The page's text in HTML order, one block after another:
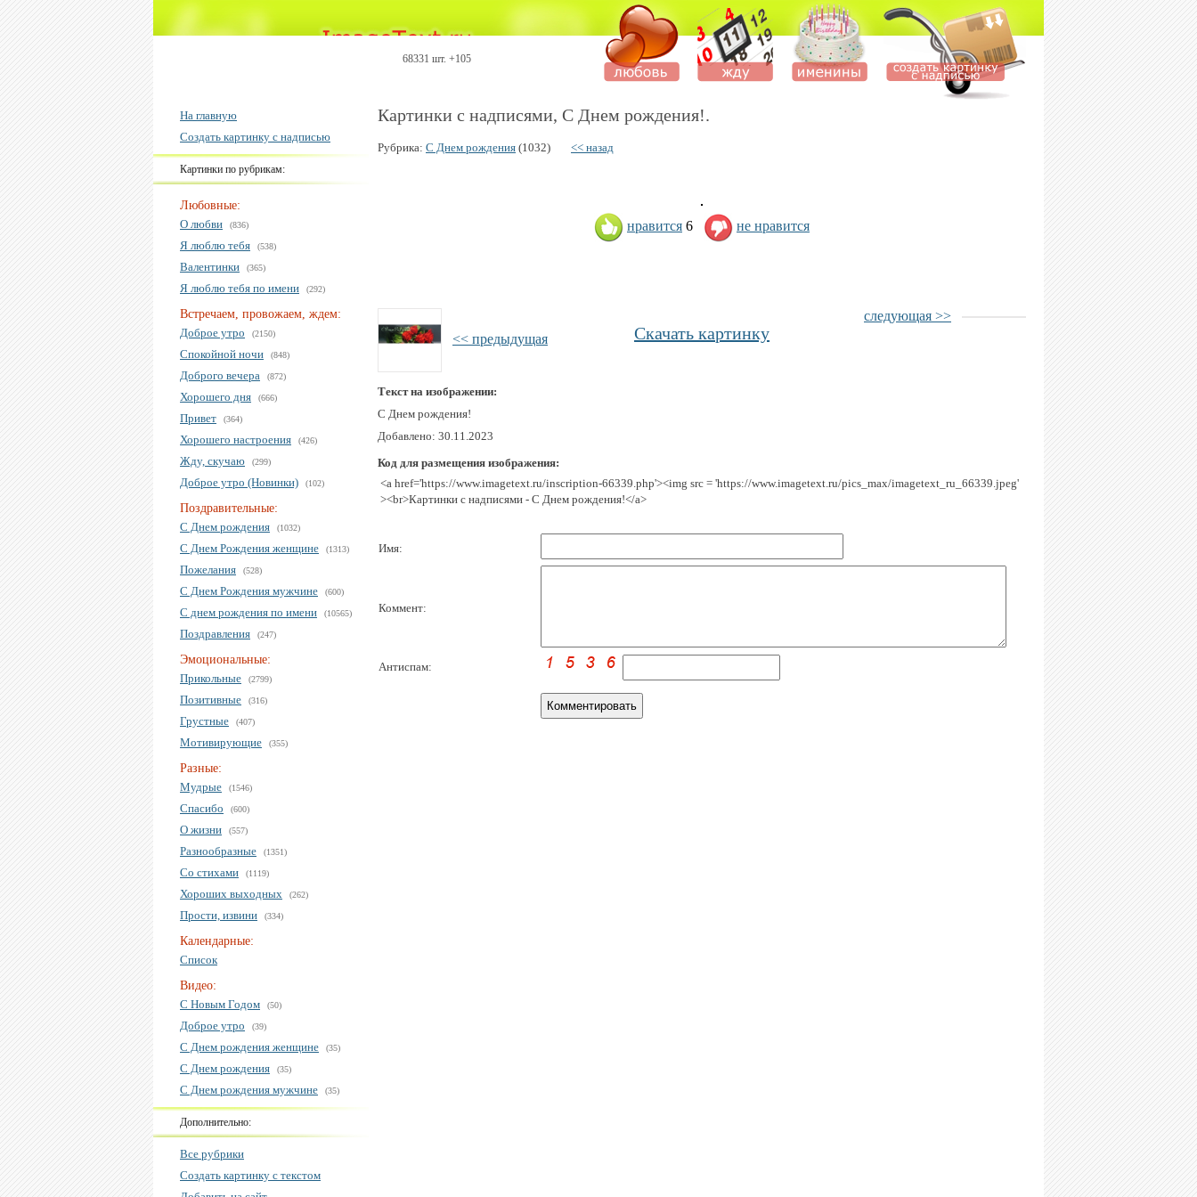
68331 шт. +105
На главную
Создать картинку с надписью
Картинки по рубрикам:
Любовные:
О любви
(836)
Я люблю тебя (538)
Валентинки (365)
Я люблю тебя по имени (292)
Встречаем, провожаем, ждем:
Доброе утро
(2150)
Спокойной ночи (848)
Доброго вечера (872)
Хорошего дня (666)
Привет (364)
Хорошего настроения (426)
Жду, скучаю (299)
Доброе утро (Новинки) (102)
Поздравительные:
С Днем рождения
(1032)
С Днем Рождения женщине (1313)
Пожелания (528)
С Днем Рождения мужчине (600)
С днем рождения по имени (10565)
Поздравления (247)
Эмоциональные:
Прикольные
(2799)
Позитивные (316)
Грустные (407)
Мотивирующие (355)
Разные:
Мудрые
(1546)
Спасибо (600)
О жизни (557)
Разнообразные (1351)
Со стихами (1119)
Хороших выходных (262)
Прости, извини (334)
Календарные:
Список
Видео:
С Новым Годом
(50)
Доброе утро (39)
С Днем рождения женщине (35)
С Днем рождения (35)
С Днем рождения мужчине (35)
Дополнительно:
Все рубрики
Создать картинку с текстом
Картинки с надписями, С Днем рождения!.
Рубрика: С Днем рождения (1032) << назад
нравится 6 не нравится
<< предыдущая
следующая >>
Скачать картинку
Текст на изображении:
С Днем рождения!
Добавлено: 30.11.2023
Код для размещения изображения:
<a href='https://www.imagetext.ru/inscription-66339.php'><img src = 'https://www.imagetext.ru/pics_max/imagetext_ru_66339.jpeg'
><br>Картинки с надписями - С Днем рождения!</a>
Имя:
Коммент:
Антиспам: